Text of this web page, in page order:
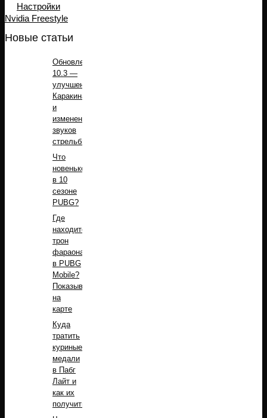
Настройки
Nvidia Freestyle
Новые статьи
Обновление
10.3 —
улучшение
Каракина
и
изменение
звуков
стрельбы
Что
новенького
в 10
сезоне
PUBG?
Где
находится
трон
фараона
в PUBG
Mobile?
Показываем
на
карте
Куда
тратить
куриные
медали
в Пабг
Лайт и
как их
получить?